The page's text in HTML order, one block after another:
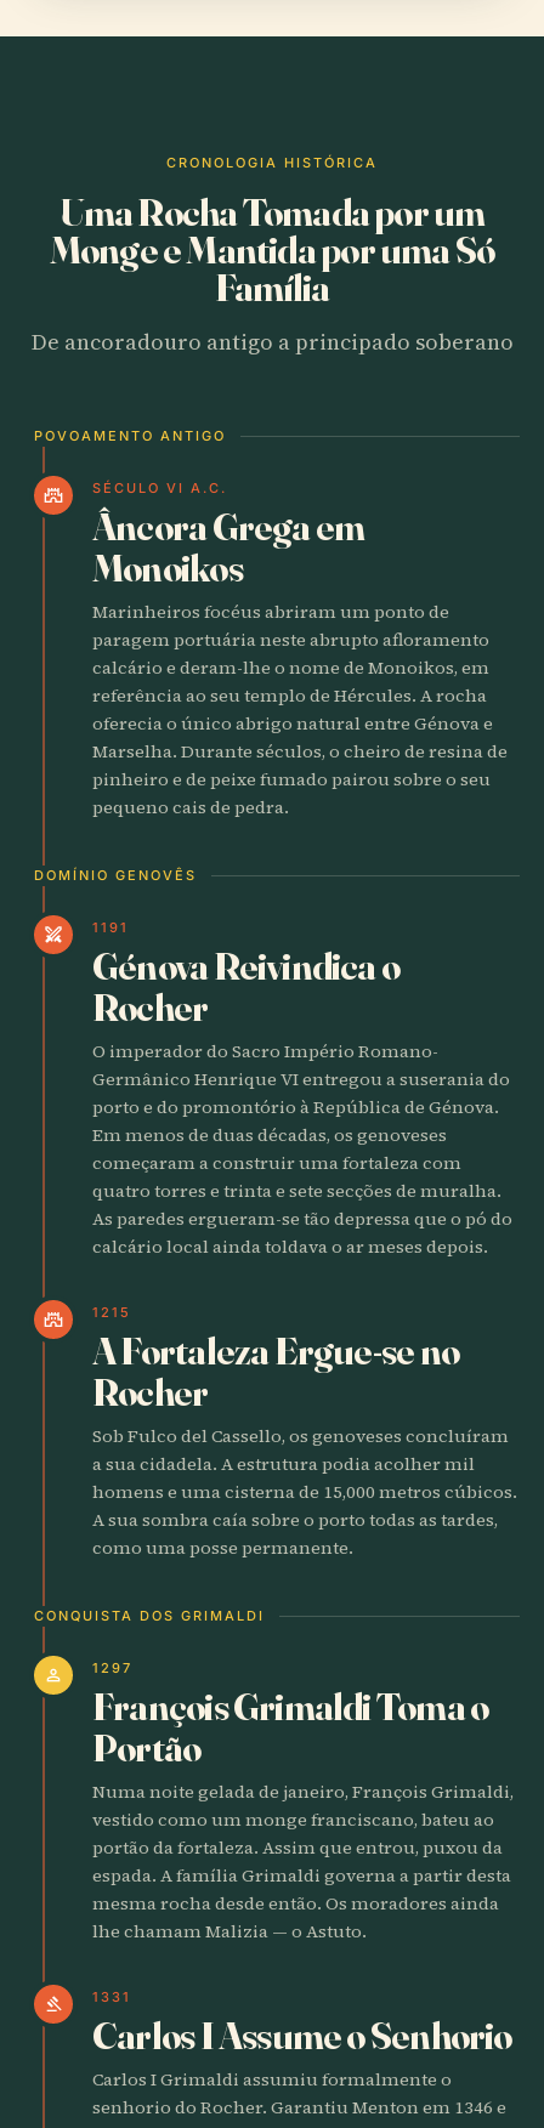
CRONOLOGIA HISTÓRICA
Uma Rocha Tomada por um
Monge e Mantida por uma Só
Família
De ancoradouro antigo a principado soberano
POVOAMENTO ANTIGO
castle SÉCULO VI A.C.
Âncora Grega em
Monoikos
Marinheiros focéus abriram um ponto de
paragem portuária neste abrupto afloramento
calcário e deram-lhe o nome de Monoikos, em
referência ao seu templo de Hércules. A rocha
oferecia o único abrigo natural entre Génova e
Marselha. Durante séculos, o cheiro de resina de
pinheiro e de peixe fumado pairou sobre o seu
pequeno cais de pedra.
DOMÍNIO GENOVÊS
swords 1191
Génova Reivindica o
Rocher
O imperador do Sacro Império Romano-
Germânico Henrique VI entregou a suserania do
porto e do promontório à República de Génova.
Em menos de duas décadas, os genoveses
começaram a construir uma fortaleza com
quatro torres e trinta e sete secções de muralha.
As paredes ergueram-se tão depressa que o pó do
calcário local ainda toldava o ar meses depois.
castle 1215
A Fortaleza Ergue-se no
Rocher
Sob Fulco del Cassello, os genoveses concluíram
a sua cidadela. A estrutura podia acolher mil
homens e uma cisterna de 15,000 metros cúbicos.
A sua sombra caía sobre o porto todas as tardes,
como uma posse permanente.
CONQUISTA DOS GRIMALDI
person 1297
François Grimaldi Toma o
Portão
Numa noite gelada de janeiro, François Grimaldi,
vestido como um monge franciscano, bateu ao
portão da fortaleza. Assim que entrou, puxou da
espada. A família Grimaldi governa a partir desta
mesma rocha desde então. Os moradores ainda
lhe chamam Malizia — o Astuto.
gavel 1331
Carlos I Assume o Senhorio
Carlos I Grimaldi assumiu formalmente o
senhorio do Rocher. Garantiu Menton em 1346 e